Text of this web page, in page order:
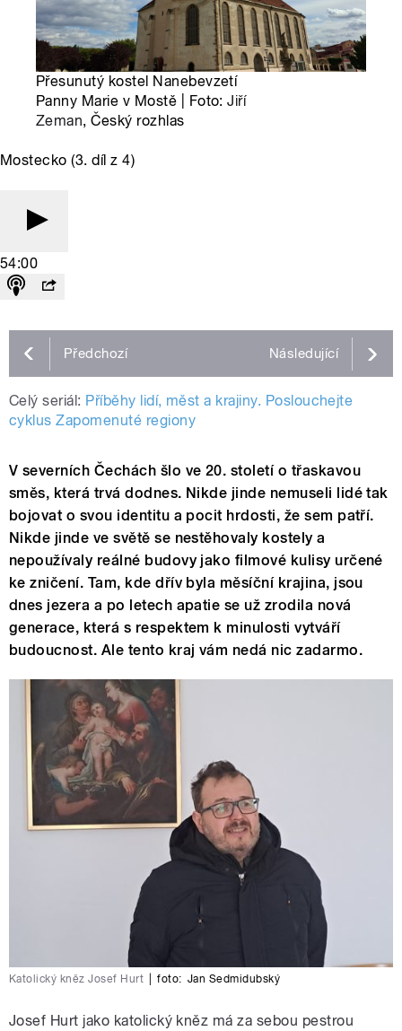
Přesunutý kostel Nanebevzetí
Panny Marie v Mostě | Foto:Jiří
Zeman, Český rozhlas
Mostecko (3. díl z 4)
54:00
Předchozí Následující
Celý seriál: Příběhy lidí, měst a krajiny. Poslouchejte
cyklus Zapomenuté regiony
V severních Čechách šlo ve 20. století o třaskavou
směs, která trvá dodnes. Nikde jinde nemuseli lidé tak
bojovat o svou identitu a pocit hrdosti, že sem patří.
Nikde jinde ve světě se nestěhovaly kostely a
nepoužívaly reálné budovy jako filmové kulisy určené
ke zničení. Tam, kde dřív byla měsíční krajina, jsou
dnes jezera a po letech apatie se už zrodila nová
generace, která s respektem k minulosti vytváří
budoucnost. Ale tento kraj vám nedá nic zadarmo.
Katolický kněz Josef Hurt foto: Jan Sedmidubský
Josef Hurt jako katolický kněz má za sebou pestrou